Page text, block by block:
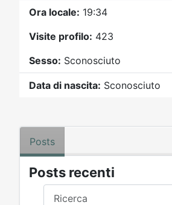
Ora locale: 19:34
Visite profilo: 423
Sesso: Sconosciuto
Data di nascita: Sconosciuto
Posts
Posts recenti